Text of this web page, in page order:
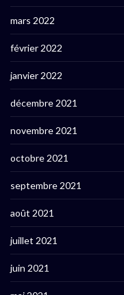
mars 2022
février 2022
janvier 2022
décembre 2021
novembre 2021
octobre 2021
septembre 2021
août 2021
juillet 2021
juin 2021